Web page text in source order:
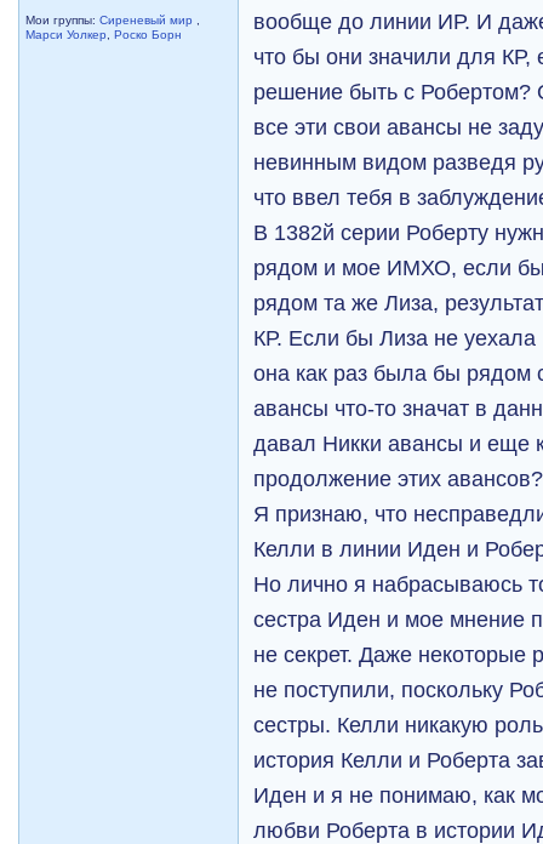
Мои группы:Сиреневый мир
Марси Уолкер
,Роско Борн
вообще до линии ИР. И
что бы они значили для
решение быть с Робертом?
все эти свои авансы не
невинным видом разведя
что ввел тебя в
В 1382й серии Роберту
рядом и мое ИМХО, если
рядом та же Лиза,
КР. Если бы Лиза не уехала
она как раз была бы рядом
авансы что-то значат в
давал Никки авансы и еще
продолжение этих авансов?
Я признаю, что
Келли в линии Иден и
Но лично я набрасываюсь
сестра Иден и мое мнение
не секрет. Даже некоторые
не поступили, поскольку
сестры. Келли никакую
история Келли и Роберта
Иден и я не понимаю, как
любви Роберта в истории